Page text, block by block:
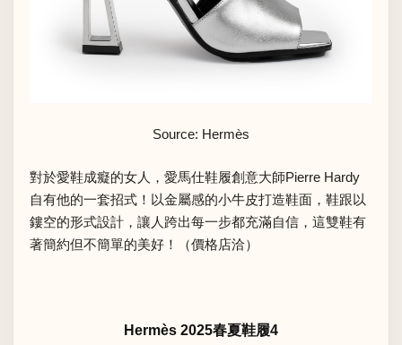
Source: Hermès
對於愛鞋成癡的女人，愛馬仕鞋履創意大師Pierre Hardy
自有他的一套招式！以金屬感的小牛皮打造鞋面，鞋跟以
鏤空的形式設計，讓人跨出每一步都充滿自信，這雙鞋有
著簡約但不簡單的美好！（價格店洽）
Hermès 2025春夏鞋履4